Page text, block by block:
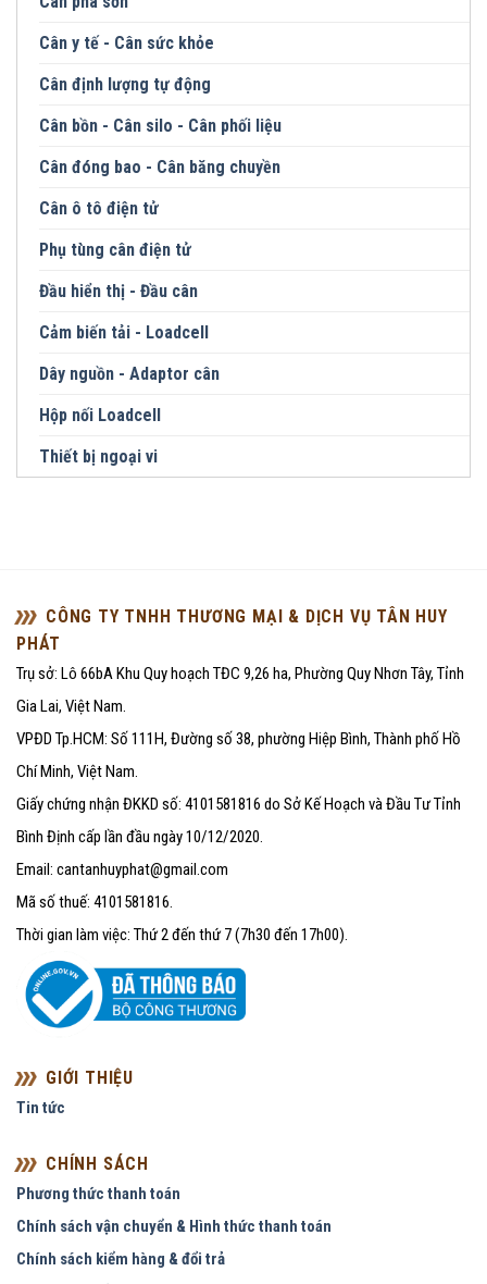
Cân y tế - Cân sức khỏe
Cân định lượng tự động
Cân bồn - Cân silo - Cân phối liệu
Cân đóng bao - Cân băng chuyền
Cân ô tô điện tử
Phụ tùng cân điện tử
Đầu hiển thị - Đầu cân
Cảm biến tải - Loadcell
Dây nguồn - Adaptor cân
Hộp nối Loadcell
Thiết bị ngoại vi
CÔNG TY TNHH THƯƠNG MẠI & DỊCH VỤ TÂN HUY
PHÁT
Trụ sở: Lô 66bA Khu Quy hoạch TĐC 9,26 ha, Phường Quy Nhơn Tây, Tỉnh
Gia Lai, Việt Nam.
VPĐD Tp.HCM: Số 111H, Đường số 38, phường Hiệp Bình, Thành phố Hồ
Chí Minh, Việt Nam.
Giấy chứng nhận ĐKKD số: 4101581816 do Sở Kế Hoạch và Đầu Tư Tỉnh
Bình Định cấp lần đầu ngày 10/12/2020.
Email: cantanhuyphat@gmail.com
Mã số thuế: 4101581816.
Thời gian làm việc: Thứ 2 đến thứ 7 (7h30 đến 17h00).
GIỚI THIỆU
Tin tức
CHÍNH SÁCH
Phương thức thanh toán
Chính sách vận chuyển & Hình thức thanh toán
Chính sách kiểm hàng & đổi trả